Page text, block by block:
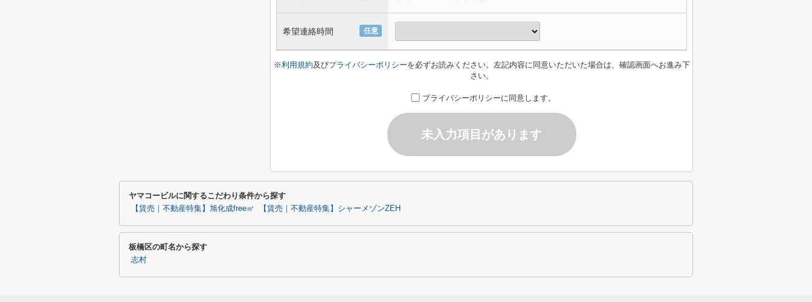
任意
希望連絡時間
※利用規約及びプライバシーポリシーを必ずお読みください。左記内容に同意いただいた場合は、確認画面へお進み下
さい。
プライバシーポリシーに同意します。
未入力項目があります
ヤマコービルに関するこだわり条件から探す
【賃売｜不動産特集】旭化成free㎡ 【賃売｜不動産特集】シャーメゾンZEH
板橋区の町名から探す
志村